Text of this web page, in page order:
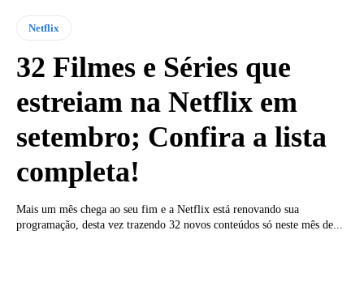
Netflix
32 Filmes e Séries que
estreiam na Netflix em
setembro; Confira a lista
completa!
Mais um mês chega ao seu fim e a Netflix está renovando sua
programação, desta vez trazendo 32 novos conteúdos só neste mês de...